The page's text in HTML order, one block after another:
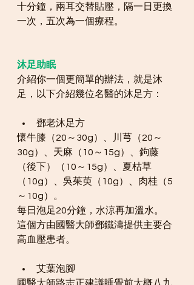
十分鐘，兩耳交替貼壓，隔一日更換
一次，五次為一個療程。
沐足助眠
介紹你一個更簡單的辦法，就是沐
足，以下介紹幾位名醫的沐足方：
鄧老沐足方
懷牛膝（20～30g）、川芎（20～
30g）、天麻（10～15g）、鉤藤
（後下）（10～15g）、夏枯草
（10g）、吳茱萸（10g）、肉桂（5
～10g）。
每日泡足20分鐘，水涼再加溫水。
這個方由國醫大師鄧鐵濤提供主要合
高血壓患者。
艾葉泡腳